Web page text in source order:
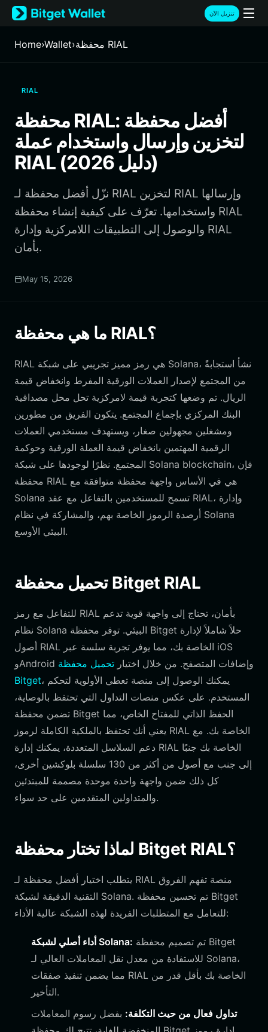
English
日本語
Русский
Italiano
Deutsch
简体中文
繁體中文
Português (Portugal)
ภาษาไทย
हिन्दी
Español
Português (Brasil)
تنزيل الآن
Home›Wallet› محفظة RIAL
RIAL
محفظة RIAL: أفضل محفظة
لتخزين وإرسال واستخدام عملة
RIAL (دليل 2026)
نزّل أفضل محفظة لـ RIAL لتخزين RIAL وإرسالها
واستخدامها. تعرّف على كيفية إنشاء محفظة RIAL
والوصول إلى التطبيقات اللامركزية وإدارة RIAL
بأمان.
May 15, 2026
ما هي محفظة RIAL؟
RIAL هي رمز مميز تجريبي على شبكة Solana، نشأ استجابةً
من المجتمع لإصدار العملات الورقية المفرط وانخفاض قيمة
الريال. تم وضعها كتجربة قيمة لامركزية تحل محل مصداقية
البنك المركزي بإجماع المجتمع. يتكون الفريق من مطورين
ومشغلين مجهولين صغار، ويستهدف مستخدمي العملات
الرقمية المهتمين بانخفاض قيمة العملة الورقية وحوكمة
المجتمع. نظرًا لوجودها على شبكة Solana blockchain، فإن
محفظة RIAL هي في الأساس واجهة محفظة متوافقة مع
Solana تسمح للمستخدمين بالتفاعل مع عقد RIAL، وإدارة
أرصدة الرموز الخاصة بهم، والمشاركة في نظام Solana
البيئي الأوسع.
تحميل محفظة Bitget RIAL
للتفاعل مع رمز RIAL بأمان، تحتاج إلى واجهة قوية تدعم
نظام Solana البيئي. توفر محفظة Bitget حلاً شاملاً لإدارة
أصول RIAL الخاصة بك، مما يوفر تجربة سلسة عبر iOS
وAndroid وإضافات المتصفح. من خلال اختيار تحميل محفظة
Bitget، يمكنك الوصول إلى منصة تعطي الأولوية لتحكم
المستخدم. على عكس منصات التداول التي تحتفظ بالوصاية،
تضمن محفظة Bitget الحفظ الذاتي للمفتاح الخاص، مما
يعني أنك تحتفظ بالملكية الكاملة لرموز RIAL الخاصة بك. مع
دعم السلاسل المتعددة، يمكنك إدارة RIAL الخاصة بك جنبًا
إلى جنب مع أصول من أكثر من 130 سلسلة بلوكشين أخرى،
كل ذلك ضمن واجهة واحدة موحدة مصممة للمبتدئين
والمتداولين المتقدمين على حد سواء.
لماذا تختار محفظة Bitget RIAL؟
يتطلب اختيار أفضل محفظة لـ RIAL منصة تفهم الفروق
التقنية الدقيقة لشبكة Solana. تم تحسين محفظة Bitget
للتعامل مع المتطلبات الفريدة لهذه الشبكة عالية الأداء:
أداء أصلي لشبكة Solana:
للاستفادة من معدل نقل المعاملات العالي لـ Solana،
مما يضمن تنفيذ صفقات RIAL الخاصة بك بأقل قدر من
التأخير.
تداول فعال من حيث التكلفة: بفضل رسوم المعاملات